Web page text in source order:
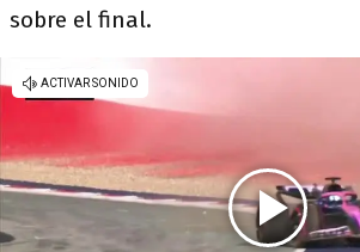
sobre el final.